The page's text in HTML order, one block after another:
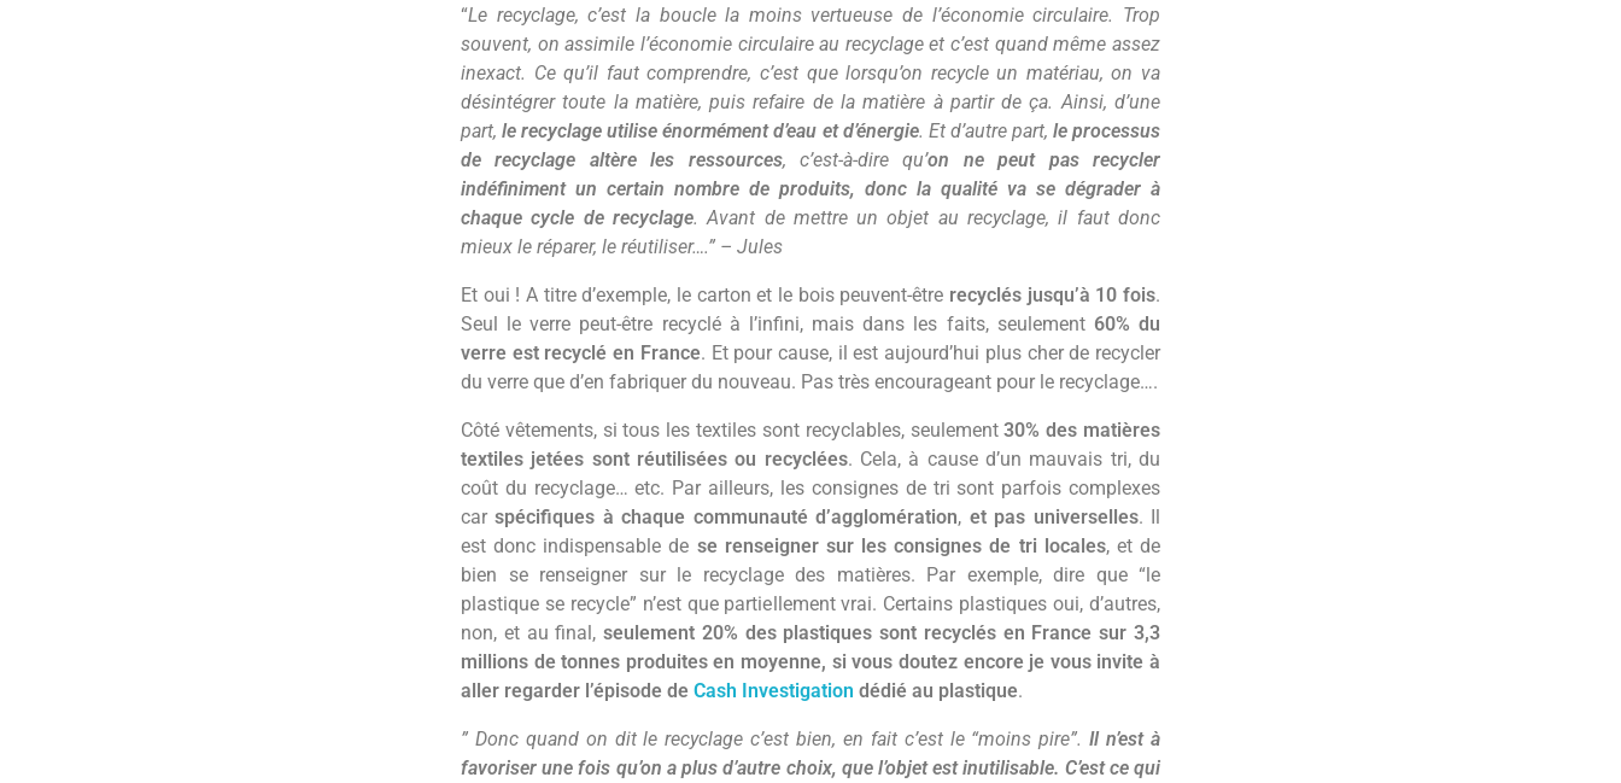
“Le recyclage, c’est la boucle la moins vertueuse de l’économie circulaire. Trop
souvent, on assimile l’économie circulaire au recyclage et c’est quand même assez
inexact. Ce qu’il faut comprendre, c’est que lorsqu’on recycle un matériau, on va
désintégrer toute la matière, puis refaire de la matière à partir de ça. Ainsi, d’une
part,le recyclage utilise énormément d’eau et d’énergie. Et d’autre part, le processus
de recyclage altère les ressources, c’est-à-dire qu’on ne peut pas recycler
indéfiniment un certain nombre de produits, donc la qualité va se dégrader à
chaque cycle de recyclage. Avant de mettre un objet au recyclage, il faut donc
mieux le réparer, le réutiliser….” – Jules
Et oui ! A titre d’exemple, le carton et le bois peuvent-être recyclés jusqu’à 10 fois.
Seul le verre peut-être recyclé à l’infini, mais dans les faits, seulement 60% du
verre est recyclé en France. Et pour cause, il est aujourd’hui plus cher de recycler
du verre que d’en fabriquer du nouveau. Pas très encourageant pour le recyclage….
Côté vêtements, si tous les textiles sont recyclables, seulement30% des matières
textiles jetées sont réutilisées ou recyclées. Cela, à cause d’un mauvais tri, du
coût du recyclage… etc. Par ailleurs, les consignes de tri sont parfois complexes
carspécifiques à chaque communauté d’agglomération, et pas universelles. Il
est donc indispensable de se renseigner sur les consignes de tri locales, et de
bien se renseigner sur le recyclage des matières. Par exemple, dire que “le
plastique se recycle” n’est que partiellement vrai. Certains plastiques oui, d’autres,
non, et au final,seulement 20% des plastiques sont recyclés en France sur 3,3
millions de tonnes produites en moyenne, si vous doutez encore je vous invite à
aller regarder l’épisode de Cash Investigation dédié au plastique.
” Donc quand on dit le recyclage c’est bien, en fait c’est le “moins pire”.Il n’est à
favoriser une fois qu’on a plus d’autre choix, que l’objet est inutilisable. C’est ce qui